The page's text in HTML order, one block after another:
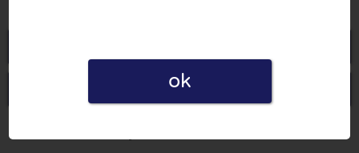
Escrever uma opinião
ok